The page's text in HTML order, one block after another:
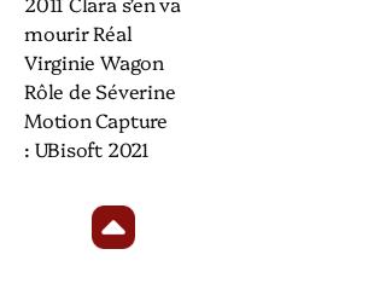
mourir Réal
Virginie Wagon
Rôle de Séverine
Motion Capture
: UBisoft 2021